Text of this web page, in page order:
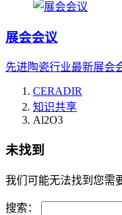
展会会议
先进陶瓷行业最新展会
CERADIR
知识共享
Al2O3
未找到
我们可能无法找到您需
搜索：